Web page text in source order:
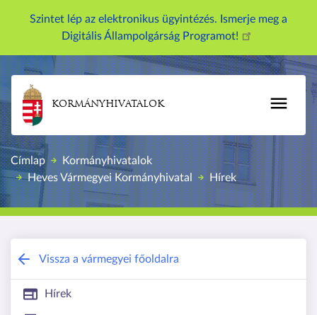
á
a
a
r
t
a
l
m
r
Szintet lép az elektronikus ügyintézés. Ismerje meg a
Digitális Állampolgárság Programot!
KORMÁNYHIVATALOK
Címlap
Kormányhivatalok
Heves Vármegyei Kormányhivatal
Hírek
Heves Vármegyei Kormányhivatal
Vissza a vármegyei főoldalra
Hírek